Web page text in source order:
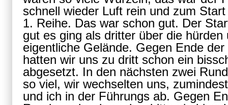
schnell wieder Luft rein und zum
1. Reihe. Das war schon gut. Der
gut es ging als dritter über die hürden
eigentliche Gelände. Gegen Ende
hatten wir uns zu dritt schon ein
abgesetzt. In den nächsten zwei
so viel, wir wechselten uns,
und ich in der Führungs ab. Gegen